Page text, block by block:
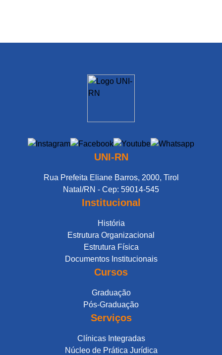
UNI-RN
Rua Prefeita Eliane Barros, 2000, Tirol
Natal/RN - Cep: 59014-545
Institucional
História
Estrutura Organizacional
Estrutura Física
Documentos Institucionais
Cursos
Graduação
Pós-Graduação
Serviços
Clínicas Integradas
Núcleo de Prática Jurídica